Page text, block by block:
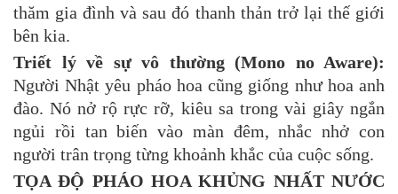
thăm gia đình và sau đó thanh thản trở lại thế giới
bên kia.
Triết lý về sự vô thường (Mono no Aware):
Người Nhật yêu pháo hoa cũng giống như hoa anh
đào. Nó nở rộ rực rỡ, kiêu sa trong vài giây ngắn
ngủi rồi tan biến vào màn đêm, nhắc nhở con
người trân trọng từng khoảnh khắc của cuộc sống.
TỌA ĐỘ PHÁO HOA KHỦNG NHẤT NƯỚC